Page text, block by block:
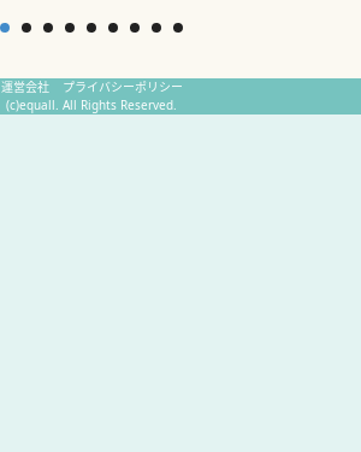
運営会社
プライバシーポリシー
(c)equall. All Rights Reserved.